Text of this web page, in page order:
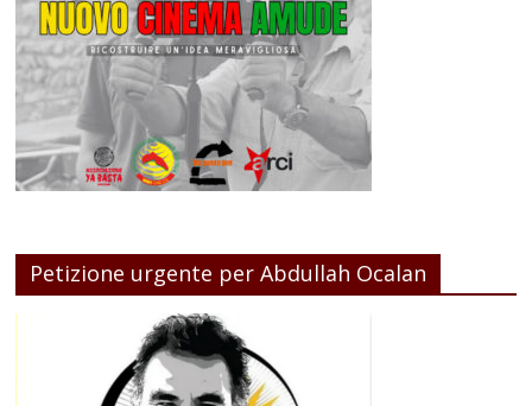
Petizione urgente per Abdullah Ocalan